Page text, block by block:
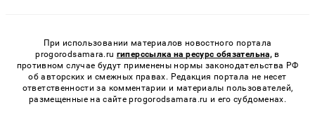
При использовании материалов новостного портала
progorodsamara.ru гиперссылка на ресурс обязательна, в
противном случае будут применены нормы законодательства РФ
об авторских и смежных правах. Редакция портала не несет
ответственности за комментарии и материалы пользователей,
размещенные на сайте progorodsamara.ru и его субдоменах.